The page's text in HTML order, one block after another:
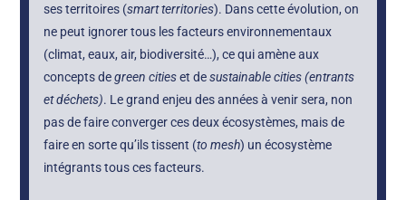
ses territoires (smart territories). Dans cette évolution, on
ne peut ignorer tous les facteurs environnementaux
(climat, eaux, air, biodiversité…), ce qui amène aux
concepts degreen citieset desustainable cities (entrants
et déchets). Le grand enjeu des années à venir sera, non
pas de faire converger ces deux écosystèmes, mais de
faire en sorte qu’ils tissent (to mesh) un écosystème
intégrants tous ces facteurs.